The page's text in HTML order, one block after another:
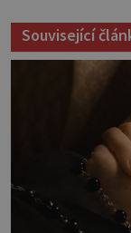
Související